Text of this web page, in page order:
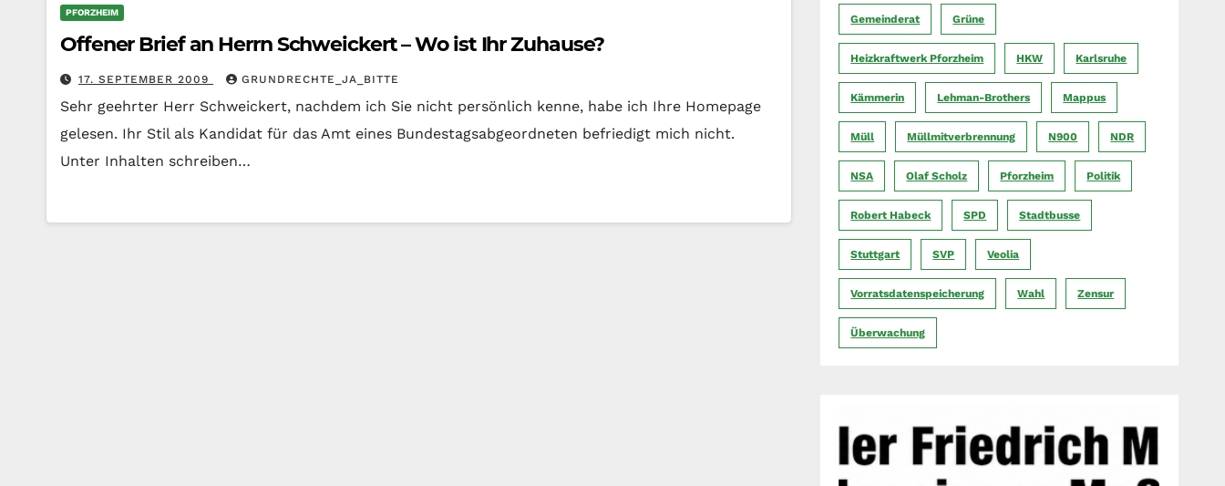
PFORZHEIM
Offener Brief an Herrn Schweickert – Wo ist Ihr Zuhause?
17. SEPTEMBER 2009 GRUNDRECHTE_JA_BITTE
Sehr geehrter Herr Schweickert, nachdem ich Sie nicht persönlich kenne, habe ich Ihre Homepage
gelesen. Ihr Stil als Kandidat für das Amt eines Bundestagsabgeordneten befriedigt mich nicht.
Unter Inhalten schreiben…
Gemeinderat Grüne
Heizkraftwerk Pforzheim HKW Karlsruhe
Kämmerin Lehman-Brothers Mappus
Müll Müllmitverbrennung N900 NDR
NSA Olaf Scholz Pforzheim Politik
Robert Habeck SPD Stadtbusse
Stuttgart SVP Veolia
Vorratsdatenspeicherung Wahl Zensur
Überwachung